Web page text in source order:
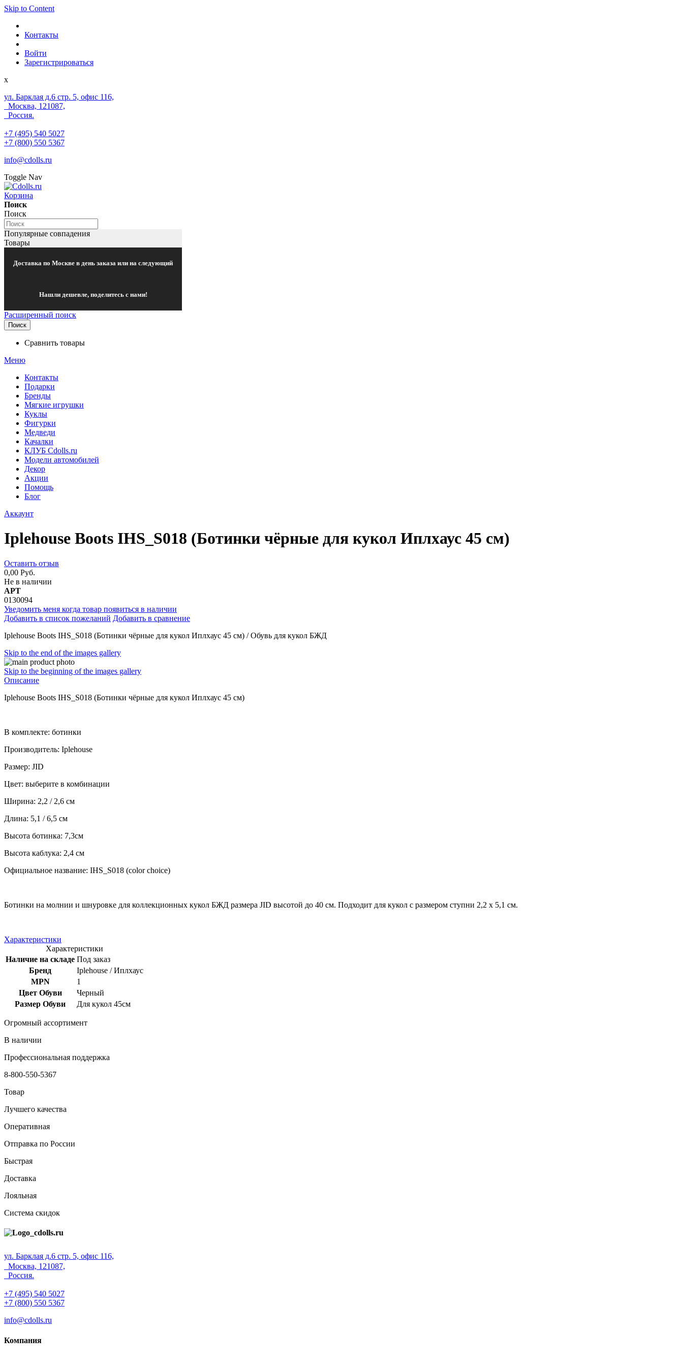
Skip to Content
Контакты
Войти
Зарегистрироваться
x
ул. Барклая д.6 стр. 5, офис 116,
Москва, 121087,
Россия.
+7 (495) 540 5027
+7 (800) 550 5367
info@cdolls.ru
Toggle Nav
Корзина
Поиск
Поиск
Популярные совпадения
Товары
Доставка по Москве в день заказа или на следующий
Нашли дешевле, поделитесь с нами!
Расширенный поиск
Поиск
Сравнить товары
Меню
Контакты
Подарки
Бренды
Мягкие игрушки
Куклы
Фигурки
Медведи
Качалки
КЛУБ Cdolls.ru
Модели автомобилей
Декор
Акции
Помощь
Блог
Аккаунт
Iplehouse Boots IHS_S018 (Ботинки чёрные для кукол Иплхаус 45 см)
Оставить отзыв
0,00 Руб.
Не в наличии
АРТ
0130094
Уведомить меня когда товар появиться в наличии
Добавить в список пожеланий Добавить в сравнение
Iplehouse Boots IHS_S018 (Ботинки чёрные для кукол Иплхаус 45 см) / Обувь для кукол БЖД
Skip to the end of the images gallery
Skip to the beginning of the images gallery
Описание
Iplehouse Boots IHS_S018 (Ботинки чёрные для кукол Иплхаус 45 см)
В комплекте: ботинки
Производитель: Iplehouse
Размер: JID
Цвет: выберите в комбинации
Ширина: 2,2 / 2,6 см
Длина: 5,1 / 6,5 см
Высота ботинка: 7,3см
Высота каблука: 2,4 см
Официальное название: IHS_S018 (color choice)
Ботинки на молнии и шнуровке для коллекционных кукол БЖД размера JID высотой до 40 см. Подходит для кукол с размером ступни 2,2 х 5,1 см.
Характеристики
Характеристики
Наличие на складе Под заказ
Бренд
Iplehouse / Иплхаус
MPN
1
Цвет Обуви
Черный
Размер Обуви
Для кукол 45см
Огромный ассортимент
В наличии
Профессиональная поддержка
8-800-550-5367
Товар
Лучшего качества
Оперативная
Отправка по России
Быстрая
Доставка
Лояльная
Система скидок
ул. Барклая д.6 стр. 5, офис 116,
Москва, 121087,
Россия.
+7 (495) 540 5027
+7 (800) 550 5367
info@cdolls.ru
Компания